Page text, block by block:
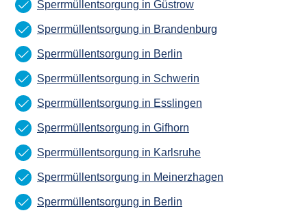
Sperrmüllentsorgung in Güstrow
Sperrmüllentsorgung in Brandenburg
Sperrmüllentsorgung in Berlin
Sperrmüllentsorgung in Schwerin
Sperrmüllentsorgung in Esslingen
Sperrmüllentsorgung in Gifhorn
Sperrmüllentsorgung in Karlsruhe
Sperrmüllentsorgung in Meinerzhagen
Sperrmüllentsorgung in Berlin